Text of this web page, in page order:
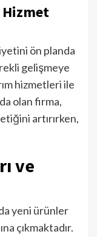
ön planda
gelişmeye
hizmetleri ile
olan firma,
artırırken,
ve
yeni ürünler
çıkmaktadır.